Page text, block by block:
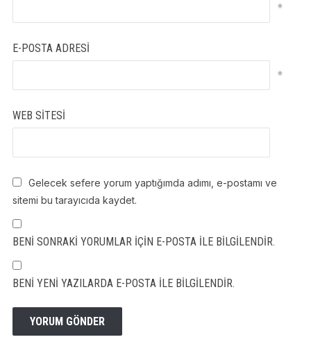
*
E-POSTA ADRESI
*
WEB SITESI
Gelecek sefere yorum yaptığımda adımı, e-postamı ve
sitemi bu tarayıcıda kaydet.
BENI SONRAKI YORUMLAR IÇIN E-POSTA ILE BILGILENDIR.
BENI YENI YAZILARDA E-POSTA ILE BILGILENDIR.